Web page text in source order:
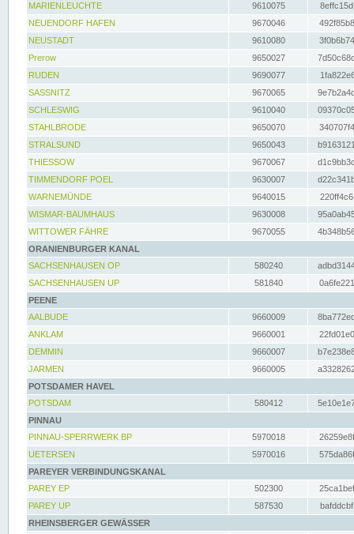
MARIENLEUCHTE
9610075
NEUENDORF HAFEN
9670046
NEUSTADT
9610080
Prerow
9650027
RUDEN
9690077
SASSNITZ
9670065
SCHLESWIG
9610040
STAHLBRODE
9650070
STRALSUND
9650043
THIESSOW
9670067
TIMMENDORF POEL
9630007
WARNEMÜNDE
9640015
WISMAR-BAUMHAUS
9630008
WITTOWER FÄHRE
9670055
ORANIENBURGER KANAL
SACHSENHAUSEN OP
580240
SACHSENHAUSEN UP
581840
PEENE
AALBUDE
9660009
ANKLAM
9660001
DEMMIN
9660007
JARMEN
9660005
POTSDAMER HAVEL
POTSDAM
580412
PINNAU
PINNAU-SPERRWERK BP
5970018
UETERSEN
5970016
PAREYER VERBINDUNGSKANAL
PAREY EP
502300
PAREY UP
587530
RHEINSBERGER GEWÄSSER